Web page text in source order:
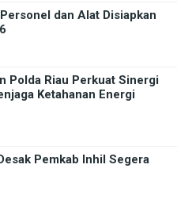
dan Alat Disiapkan
Polda Riau Perkuat Sinergi
Ketahanan Energi
Pemkab Inhil Segera